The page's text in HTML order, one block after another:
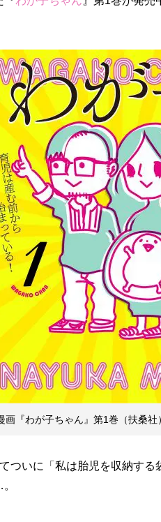
画『わが子ちゃん』第1巻（扶桑社）
ついに「私は胎児を収納す